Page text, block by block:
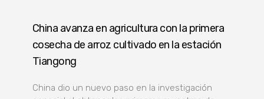
China avanza en agricultura con la primera
cosecha de arroz cultivado en la estación
Tiangong
China dio un nuevo paso en la investigación